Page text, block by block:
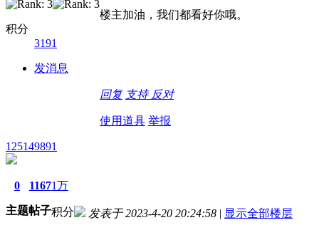
积分
3191
发消息
楼主加油，我们都看好你哦。
回复 支持 反对
使用道具 举报
125149891
0
主题
1167
帖子
1万
积分 发表于 2023-4-20 20:24:58 | 显示全部楼层